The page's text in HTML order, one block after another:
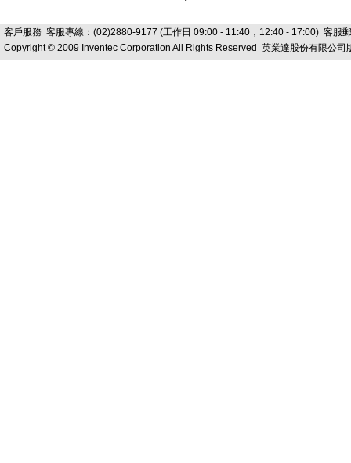
客戶服務 客服專線：(02)2880-9177 (工作日 09:00 - 11:40，12:40 - 17:00) 客服
Copyright © 2009 Inventec Corporation All Rights Reserved 英業達股份有限公司